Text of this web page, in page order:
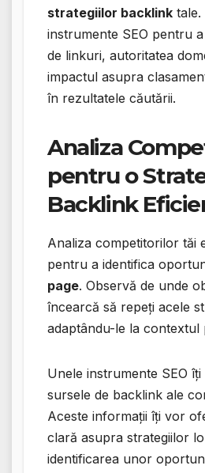
strategiilor backlink tale.
instrumente SEO pentru
de linkuri, autoritatea
impactul asupra
în rezultatele căutării.
Analiza
pentru o
Backlink
Analiza competitorilor tăi
pentru a identifica
page. Observă de unde
încearcă să repeți acele
adaptându-le la contextul
Unele instrumente SEO
sursele de backlink ale
Aceste informații îți vor
clară asupra strategiilor
identificarea unor